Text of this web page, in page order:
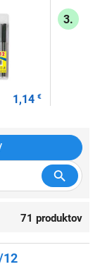
1,14€
3.
71 produktov
12